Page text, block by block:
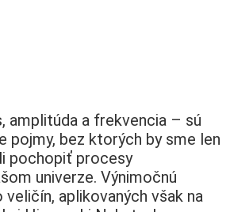
amplitúda a frekvencia – sú
pojmy, bez ktorých by sme len
pochopiť procesy
univerze. Výnimočnú
aplikovaných však na